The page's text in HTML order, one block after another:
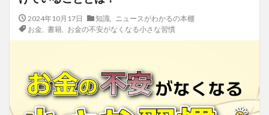
2024年10月17日 知識
ニュースがわかるの本棚
お金
書籍, お金の不安がなくなる小さな習慣